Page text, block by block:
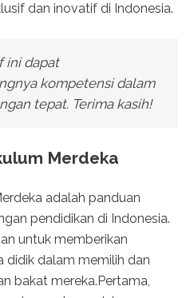
dan inovatif di Indonesia.
ini dapat
kompetensi dalam
tepat. Terima kasih!
Merdeka
adalah panduan
pendidikan di Indonesia.
untuk memberikan
didik dalam memilih dan
bakat mereka.Pertama,